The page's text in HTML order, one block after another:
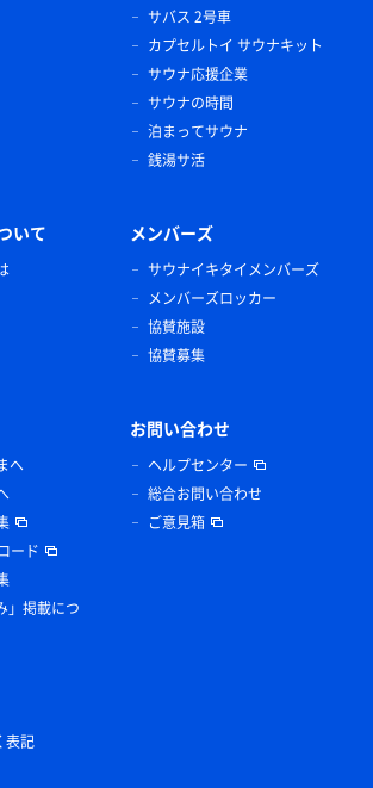
サバス 2号車
カプセルトイ サウナキット
サウナ応援企業
サウナの時間
泊まってサウナ
銭湯サ活
いて メンバーズ
サウナイキタイメンバーズ
メンバーズロッカー
協賛施設
協賛募集
へ
ード
」掲載につ
お問い合わせ
ヘルプセンター
総合お問い合わせ
ご意見箱
表記